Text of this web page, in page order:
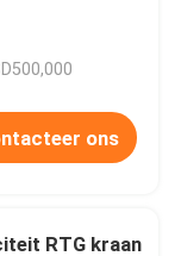
ons
RTG kraan